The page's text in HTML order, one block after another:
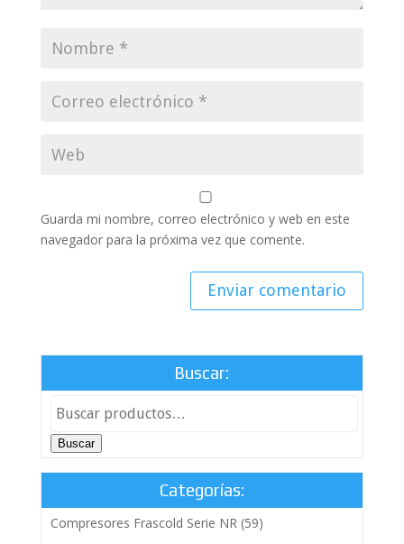
Guarda mi nombre, correo electrónico y web en este
navegador para la próxima vez que comente.
Buscar:
Buscar
Categorías:
Compresores Frascold Serie NR (59)